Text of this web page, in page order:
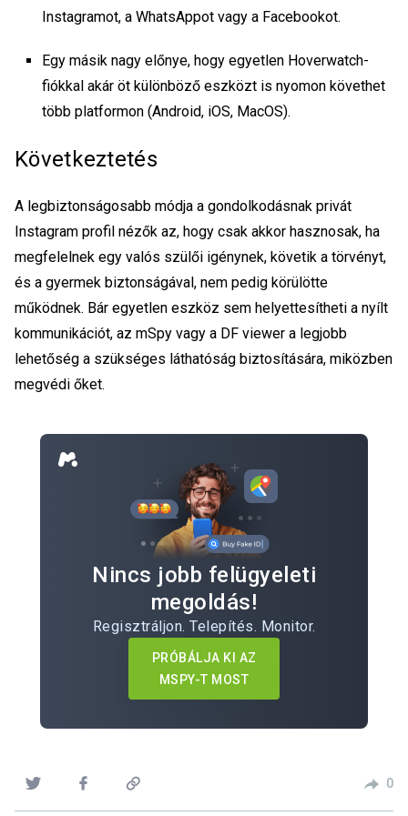
Instagramot, a WhatsAppot vagy a Facebookot.
Egy másik nagy előnye, hogy egyetlen Hoverwatch-
fiókkal akár öt különböző eszközt is nyomon követhet
több platformon (Android, iOS, MacOS).
Következtetés
A legbiztonságosabb módja a gondolkodásnak privát
Instagram profil nézők az, hogy csak akkor hasznosak, ha
megfelelnek egy valós szülői igénynek, követik a törvényt,
és a gyermek biztonságával, nem pedig körülötte
működnek. Bár egyetlen eszköz sem helyettesítheti a nyílt
kommunikációt, az mSpy vagy a DF viewer a legjobb
lehetőség a szükséges láthatóság biztosítására, miközben
megvédi őket.
Nincs jobb felügyeleti
megoldás!
Regisztráljon. Telepítés. Monitor.
PRÓBÁLJA KI AZ
MSPY-T MOST
0